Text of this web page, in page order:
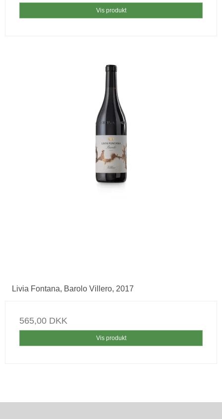
Vis produkt
Livia Fontana, Barolo Villero, 2017
565,00 DKK
Vis produkt